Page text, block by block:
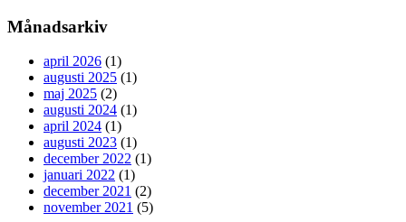
Månadsarkiv
april 2026 (1)
augusti 2025 (1)
maj 2025 (2)
augusti 2024 (1)
april 2024 (1)
augusti 2023 (1)
december 2022 (1)
januari 2022 (1)
december 2021 (2)
november 2021 (5)